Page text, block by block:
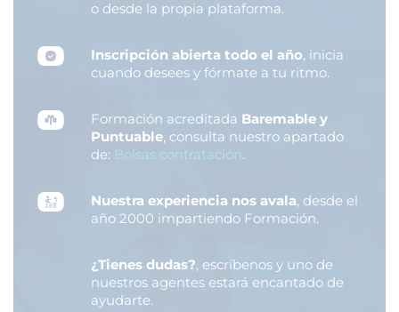
o desde la propia plataforma.
Inscripción abierta todo el año, inicia
cuando desees y fórmate a tu ritmo.
Formación acreditada Baremable y
Puntuable, consulta nuestro apartado
de: Bolsas contratación.
Nuestra experiencia nos avala, desde el
año 2000 impartiendo Formación.
¿Tienes dudas?, escríbenos y uno de
nuestros agentes estará encantado de
ayudarte.